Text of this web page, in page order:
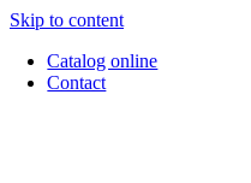
Skip to content
Catalog online
Contact